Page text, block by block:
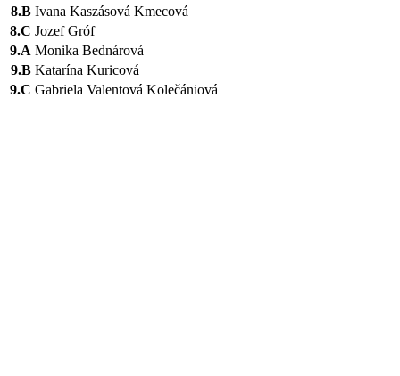
8.B Ivana Kaszásová Kmecová
8.C Jozef Gróf
9.A Monika Bednárová
9.B Katarína Kuricová
9.C Gabriela Valentová Kolečániová